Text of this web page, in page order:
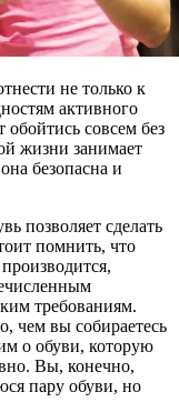
не только к
активного
совсем без
жизни занимает
безопасна и
позволяет сделать
помнить, что
требованиям.
чем вы собираетесь
о обуви, которую
Вы, конечно,
пару обуви, но